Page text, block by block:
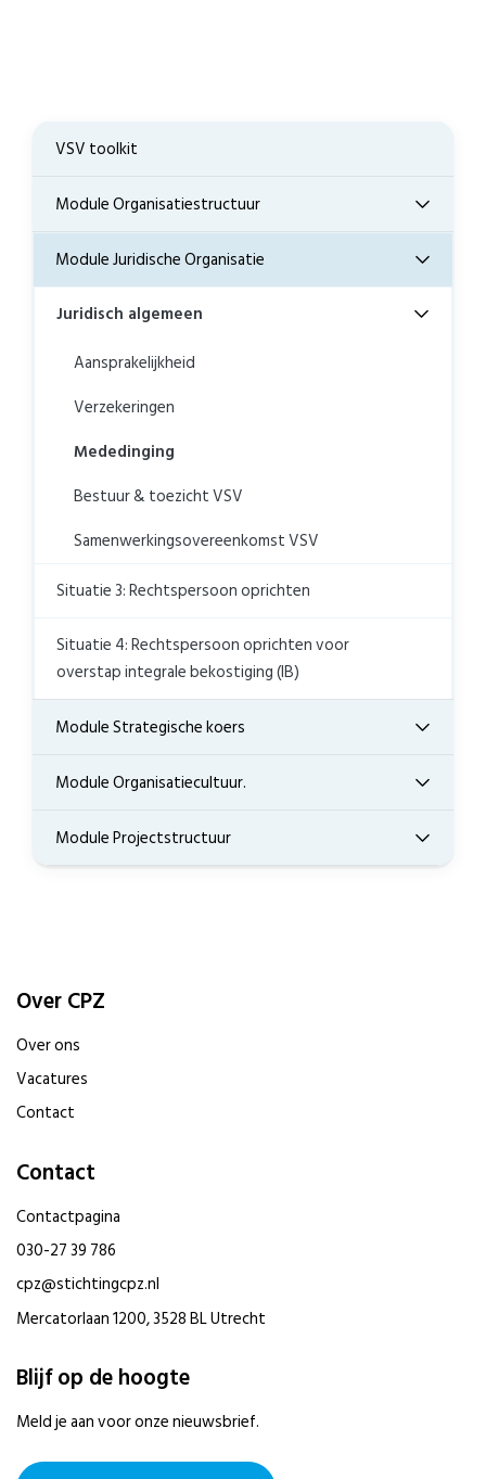
VSV toolkit
Module Organisatiestructuur
Module Juridische Organisatie
Juridisch algemeen
Aansprakelijkheid
Verzekeringen
Mededinging
Bestuur & toezicht VSV
Samenwerkingsovereenkomst VSV
Situatie 3: Rechtspersoon oprichten
Situatie 4: Rechtspersoon oprichten voor
overstap integrale bekostiging (IB)
Module Strategische koers
Module Organisatiecultuur.
Module Projectstructuur
Over CPZ
Over ons
Vacatures
Contact
Contact
Contactpagina
030-27 39 786
cpz@stichtingcpz.nl
Mercatorlaan 1200, 3528 BL Utrecht
Blijf op de hoogte
Meld je aan voor onze nieuwsbrief.